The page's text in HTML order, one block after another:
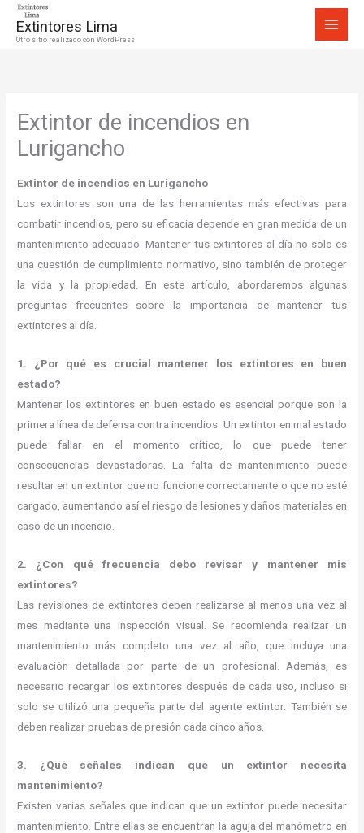
Extintores Lima
Otro sitio realizado con WordPress
Extintor de incendios en
Lurigancho
Extintor de incendios en Lurigancho
Los extintores son una de las herramientas más efectivas para
combatir incendios, pero su eficacia depende en gran medida de un
mantenimiento adecuado. Mantener tus extintores al día no solo es
una cuestión de cumplimiento normativo, sino también de proteger
la vida y la propiedad. En este artículo, abordaremos algunas
preguntas frecuentes sobre la importancia de mantener tus
extintores al día.
1. ¿Por qué es crucial mantener los extintores en buen
estado?
Mantener los extintores en buen estado es esencial porque son la
primera línea de defensa contra incendios. Un extintor en mal estado
puede fallar en el momento crítico, lo que puede tener
consecuencias devastadoras. La falta de mantenimiento puede
resultar en un extintor que no funcione correctamente o que no esté
cargado, aumentando así el riesgo de lesiones y daños materiales en
caso de un incendio.
2. ¿Con qué frecuencia debo revisar y mantener mis
extintores?
Las revisiones de extintores deben realizarse al menos una vez al
mes mediante una inspección visual. Se recomienda realizar un
mantenimiento más completo una vez al año, que incluya una
evaluación detallada por parte de un profesional. Además, es
necesario recargar los extintores después de cada uso, incluso si
solo se utilizó una pequeña parte del agente extintor. También se
deben realizar pruebas de presión cada cinco años.
3. ¿Qué señales indican que un extintor necesita
mantenimiento?
Existen varias señales que indican que un extintor puede necesitar
mantenimiento. Entre ellas se encuentran la aguja del manómetro en